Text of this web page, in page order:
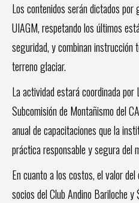
Los contenidos serán dictados
UIAGM, respetando los últimos
seguridad, y combinan instrucción
terreno glaciar.
La actividad estará coordinada por
Subcomisión de Montañismo del
anual de capacitaciones que la
práctica responsable y segura del
En cuanto a los costos, el valor
socios del Club Andino Bariloche